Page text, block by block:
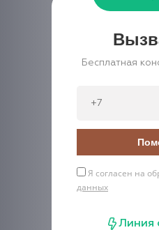
Бесплатная
Я согласен на
данных
Линия